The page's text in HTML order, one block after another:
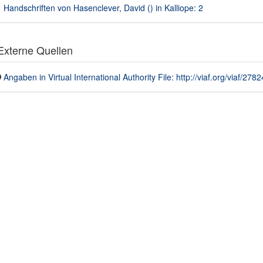
Handschriften von Hasenclever, David () in Kalliope: 2
Quellen
Angaben in Virtual International Authority File: http://viaf.org/viaf/